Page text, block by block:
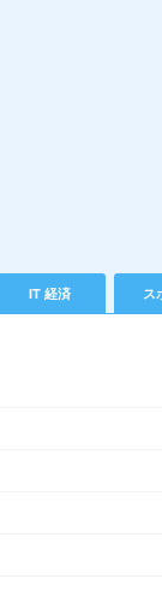
IT 経済 ス